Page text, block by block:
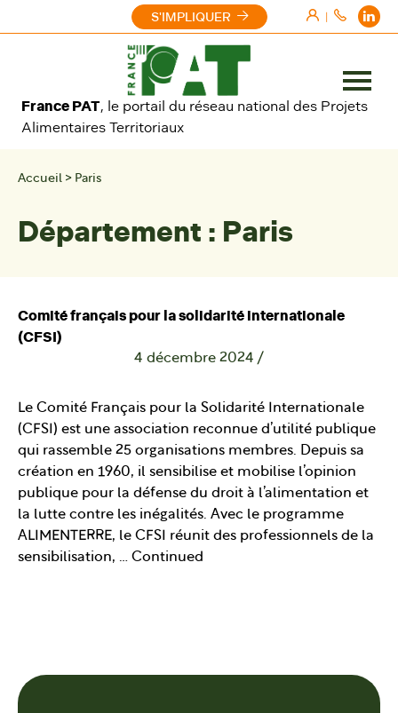
|
France PAT, le portail du réseau national des Projets
Alimentaires Territoriaux
S'IMPLIQUER
Ouvrir
le
Accueil > Paris
Département : Paris
Comité français pour la solidarité internationale
(CFSI)
4 décembre 2024 /
Le Comité Français pour la Solidarité Internationale
(CFSI) est une association reconnue d’utilité publique
qui rassemble 25 organisations membres. Depuis sa
création en 1960, il sensibilise et mobilise l’opinion
publique pour la défense du droit à l’alimentation et
la lutte contre les inégalités. Avec le programme
ALIMENTERRE, le CFSI réunit des professionnels de la
sensibilisation, … Continued